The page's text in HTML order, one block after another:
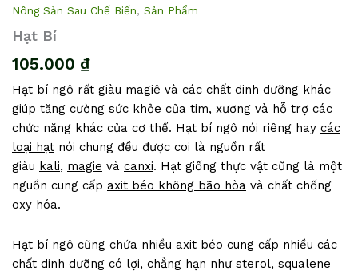
Nông Sản Sau Chế Biến, Sản Phẩm
Hạt Bí
105.000 ₫
Hạt bí ngô rất giàu magiê và các chất dinh dưỡng khác
giúp tăng cường sức khỏe của tim, xương và hỗ trợ các
chức năng khác của cơ thể. Hạt bí ngô nói riêng hay các
loại hạt nói chung đều được coi là nguồn rất
giàu kali, magie và canxi. Hạt giống thực vật cũng là một
nguồn cung cấp axit béo không bão hòa và chất chống
oxy hóa.
Hạt bí ngô cũng chứa nhiều axit béo cung cấp nhiều các
chất dinh dưỡng có lợi, chẳng hạn như sterol, squalene